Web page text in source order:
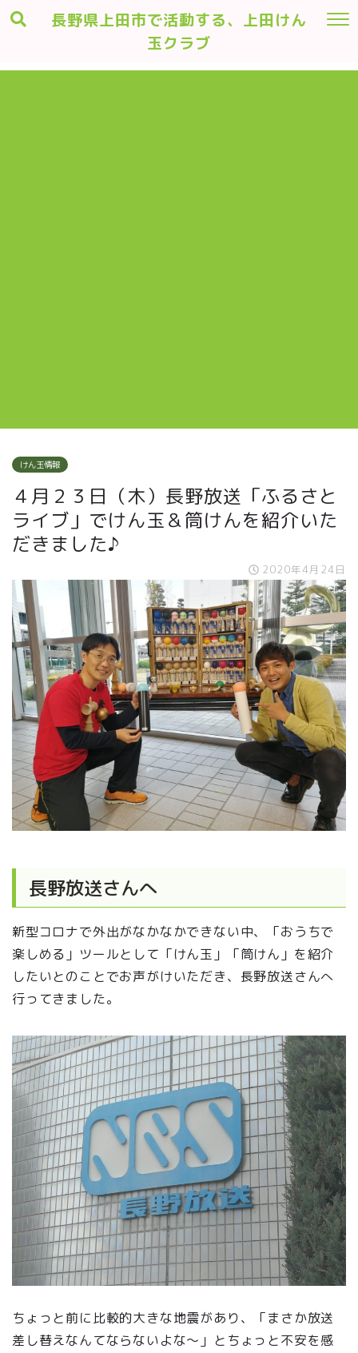
長野県上田市で活動する、上田けん
玉クラブ
けん玉情報
４月２３日（木）長野放送「ふるさと
ライブ」でけん玉＆筒けんを紹介いた
だきました♪
2020年4月24日
長野放送さんへ
新型コロナで外出がなかなかできない中、「おうちで
楽しめる」ツールとして「けん玉」「筒けん」を紹介
したいとのことでお声がけいただき、長野放送さんへ
行ってきました。
ちょっと前に比較的大きな地震があり、「まさか放送
差し替えなんてならないよな～」とちょっと不安を感